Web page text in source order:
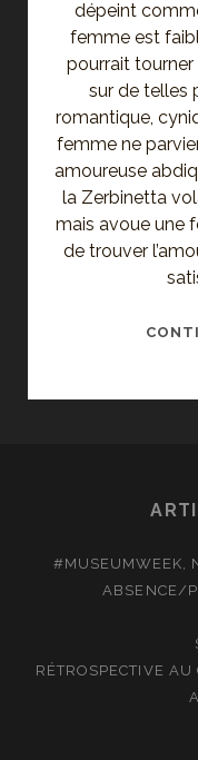
dépeint
femme est
pourrait
sur de telles
romantique,
femme ne
amoureuse
la Zerbinetta
mais avoue une
de trouver
#MUSEUMWEEK,
ABSENCE/
RÉTROSPECTIVE